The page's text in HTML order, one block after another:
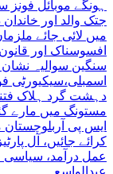
ہونگے موبائل
جتک والد اور
میں لائی جائے
افسوسناک اور
سنگین سوالیہ نشان
اسمبلی
مستونگ میں مارے
ایس پی آر بلوچستان
کرائے جائیں، آل
عمل درآمد، سیاسی
عبدالواسع